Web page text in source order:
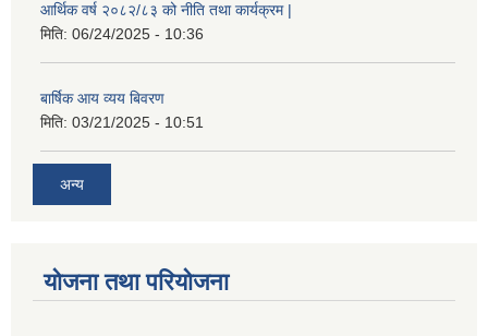
आर्थिक वर्ष २०८२/८३ को नीति तथा कार्यक्रम |
मिति: 06/24/2025 - 10:36
बार्षिक आय व्यय बिवरण
मिति: 03/21/2025 - 10:51
अन्य
योजना तथा परियोजना